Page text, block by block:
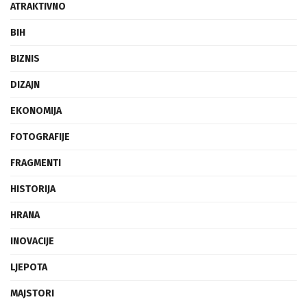
ATRAKTIVNO
BIH
BIZNIS
DIZAJN
EKONOMIJA
FOTOGRAFIJE
FRAGMENTI
HISTORIJA
HRANA
INOVACIJE
LJEPOTA
MAJSTORI